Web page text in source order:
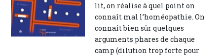
lit, on réalise à quel point on
connaît mal l’homéopathie. On
connaît bien sûr quelques
arguments phares de chaque
camp (dilution trop forte pour